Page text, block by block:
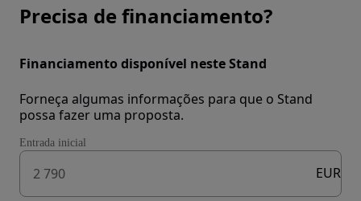
Precisa de financiamento?
Financiamento disponível neste Stand
Forneça algumas informações para que o Stand
possa fazer uma proposta.
Entrada inicial
EUR